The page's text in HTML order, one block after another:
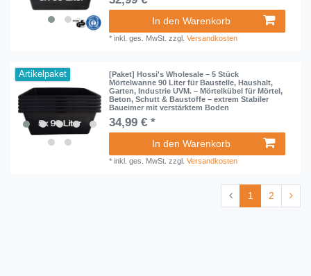
In den Warenkorb
*inkl. ges. MwSt. zzgl.Versandkosten
Artikelpaket
[Paket] Hossi's Wholesale – 5 Stück
Mörtelwanne 90 Liter für Baustelle, Haushalt,
Garten, Industrie UVM. – Mörtelkübel für Mörtel,
Beton, Schutt & Baustoffe – extrem Stabiler
Baueimer mit verstärktem Boden
34,99 € *
In den Warenkorb
*inkl. ges. MwSt. zzgl.Versandkosten
1 2